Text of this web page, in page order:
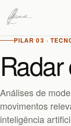
PILAR 03 ·
Análises de
movimentos
inteligência